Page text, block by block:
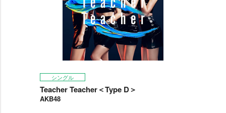
シングル
Teacher Teacher＜Type D＞
AKB48